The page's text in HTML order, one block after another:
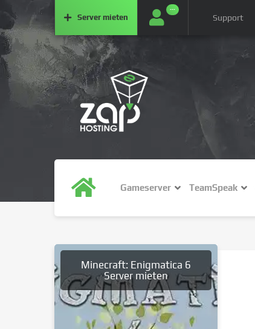
Server mieten
···
Support
Gameserver TeamSpeak
Minecraft: Enigmatica 6
Server mieten